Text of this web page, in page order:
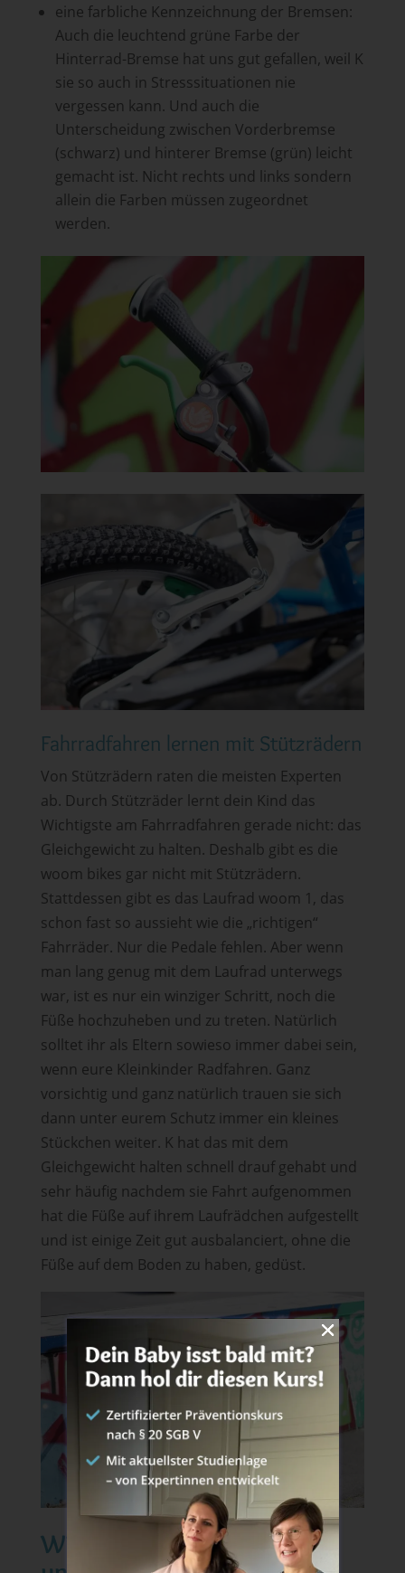
eine farbliche Kennzeichnung der Bremsen:
Auch die leuchtend grüne Farbe der
Hinterrad-Bremse hat uns gut gefallen, weil K
sie so auch in Stresssituationen nie
vergessen kann. Und auch die
Unterscheidung zwischen Vorderbremse
(schwarz) und hinterer Bremse (grün) leicht
gemacht ist. Nicht rechts und links sondern
allein die Farben müssen zugeordnet
werden.
Fahrradfahren lernen mit Stützrädern
Von Stützrädern raten die meisten Experten
ab. Durch Stützräder lernt dein Kind das
Wichtigste am Fahrradfahren gerade nicht: das
Gleichgewicht zu halten. Deshalb gibt es die
woom bikes gar nicht mit Stützrädern.
Stattdessen gibt es das Laufrad woom 1, das
schon fast so aussieht wie die „richtigen“
Fahrräder. Nur die Pedale fehlen. Aber wenn
man lang genug mit dem Laufrad unterwegs
war, ist es nur ein winziger Schritt, noch die
Füße hochzuheben und zu treten. Natürlich
solltet ihr als Eltern sowieso immer dabei sein,
wenn eure Kleinkinder Radfahren. Ganz
vorsichtig und ganz natürlich trauen sie sich
dann unter eurem Schutz immer ein kleines
Stückchen weiter. K hat das mit dem
Gleichgewicht halten schnell drauf gehabt und
sehr häufig nachdem sie Fahrt aufgenommen
hat die Füße auf ihrem Laufrädchen aufgestellt
und ist einige Zeit gut ausbalanciert, ohne die
Füße auf dem Boden zu haben, gedüst.
Wie Fahrradfahren lernen –